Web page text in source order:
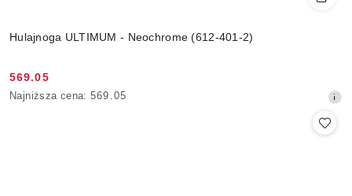
Hulajnoga ULTIMUM - Neochrome (612-401-2)
Cena
promocyjna:
569.05
Najniższa
Najniższa cena: 569.05